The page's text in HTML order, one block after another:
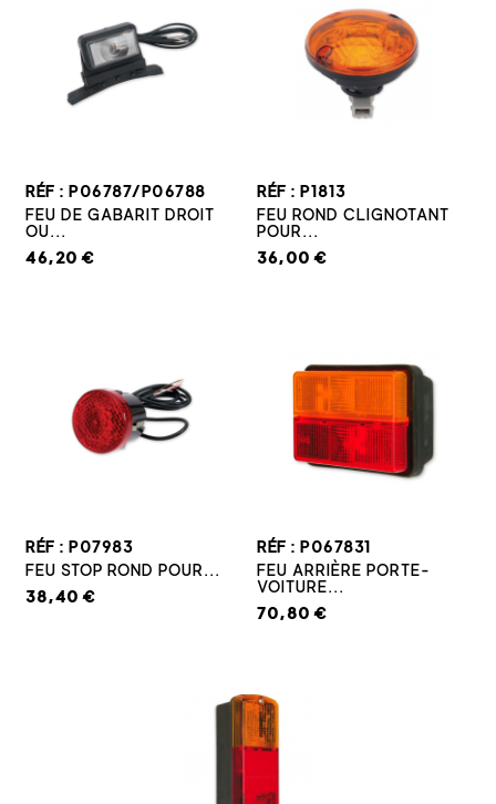
RÉF : P06787/P06788
FEU DE GABARIT DROIT
OU...
46,20 €
RÉF : P1813
FEU ROND CLIGNOTANT
POUR...
36,00 €
RÉF : P07983
FEU STOP ROND POUR...
38,40 €
RÉF : P067831
FEU ARRIÈRE PORTE-
VOITURE...
70,80 €